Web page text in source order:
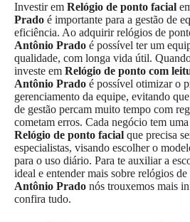
Investir em Relógio de ponto facial
Prado é importante para a gestão de
eficiência. Ao adquirir relógios de
Antônio Prado é possível ter um
qualidade, com longa vida útil.
investe em Relógio de ponto com
Antônio Prado é possível otimizar o
gerenciamento da equipe, evitando
de gestão percam muito tempo com
cometam erros. Cada negócio tem
Relógio de ponto facial que precisa
especialistas, visando escolher o
para o uso diário. Para te auxiliar a
ideal e entender mais sobre relógios
Antônio Prado nós trouxemos mais
confira tudo.